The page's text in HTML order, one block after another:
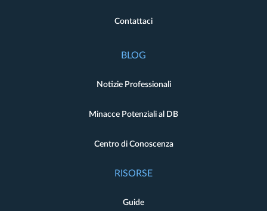
Contattaci
BLOG
Notizie Professionali
Minacce Potenziali al DB
Centro di Conoscenza
RISORSE
Guide